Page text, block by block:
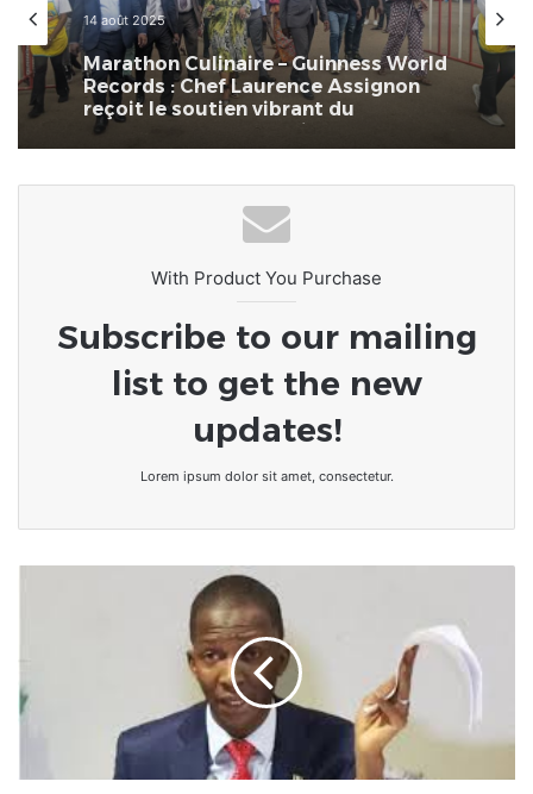
14 août 2025
Marathon Culinaire – Guinness World
Records : Chef Laurence Assignon
reçoit le soutien vibrant du
gouvernement togolais
With Product You Purchase
Subscribe to our mailing
list to get the new
updates!
Lorem ipsum dolor sit amet, consectetur.
suspend
de